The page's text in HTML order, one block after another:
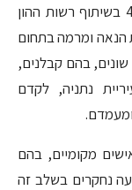
המשטרה חשפה ביום שני, כי יחידה להב 433 בשיתוף רשות ההון
הנאה ומרמה בתחום
בהם קבלנים,
נתניה, לקדם
ומעמדם.
מקומיים, בהם
נחקרים בשלב זה